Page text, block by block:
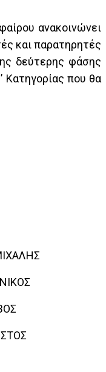
ανακοινώνει
και παρατηρητές
δεύτερης φάσης
Κατηγορίας που θα